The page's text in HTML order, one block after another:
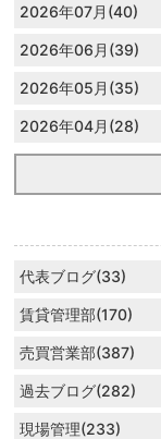
2026年07月(40)
2026年06月(39)
2026年05月(35)
2026年04月(28)
代表ブログ(33)
賃貸管理部(170)
売買営業部(387)
過去ブログ(282)
現場管理(233)